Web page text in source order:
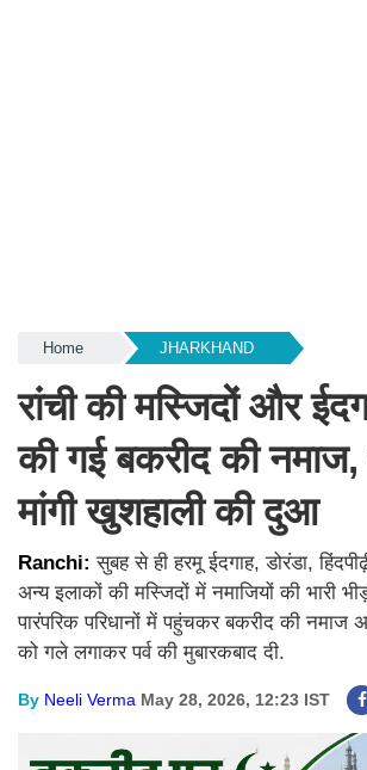
Home JHARKHAND
रांची की मस्जिदों और
की गई बकरीद की नमाज,
मांगी खुशहाली की दुआ
Ranchi:सुबह से ही हरमू ईदगाह, डोरंडा,
अन्य इलाकों की मस्जिदों में नमाजियों की भारी
पारंपरिक परिधानों में पहुंचकर बकरीद की
को गले लगाकर पर्व की मुबारकबाद दी.
By Neeli Verma May 28, 2026, 12:23 IST